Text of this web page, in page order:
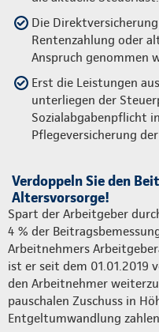
Die
Rentenzahlung oder
Anspruch genommen
Erst die Leistungen
unterliegen der
Sozialabgabenpflicht
Pflegeversicherung
Verdoppeln Sie den
Altersvorsorge!
Spart der Arbeitgeber
4 % der
Arbeitnehmers
ist er seit dem 01.01.2019
den Arbeitnehmer
pauschalen Zuschuss in
Entgeltumwandlung